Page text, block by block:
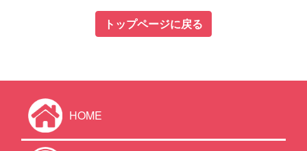
トップページに戻る
HOME